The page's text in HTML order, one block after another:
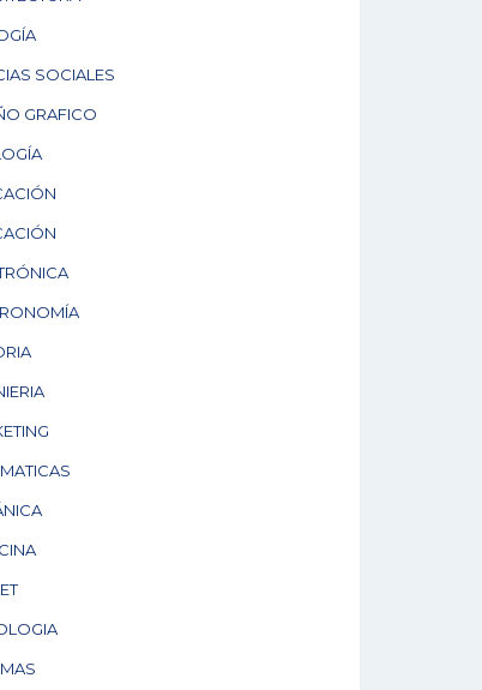
SOCIALES
GRAFICO